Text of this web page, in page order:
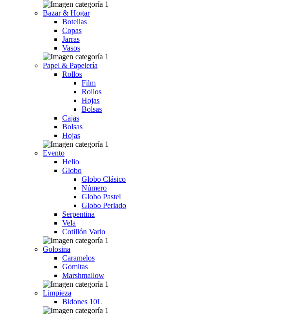
Bazar & Hogar
Botellas
Copas
Jarras
Vasos
Papel & Papelería
Rollos
Film
Rollos
Hojas
Bolsas
Cajas
Bolsas
Hojas
Evento
Helio
Globo
Globo Clásico
Número
Globo Pastel
Globo Perlado
Serpentina
Vela
Cotillón Vario
Golosina
Caramelos
Gomitas
Marshmallow
Limpieza
Bidones 10L